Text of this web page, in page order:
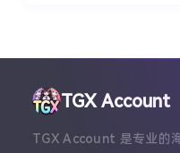
TGX Account
TGX Account 是专业的